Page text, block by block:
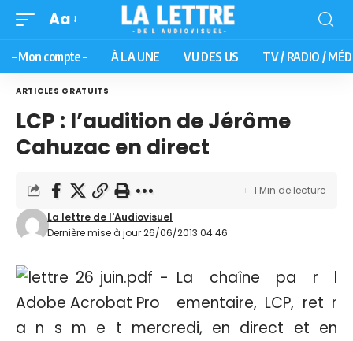
Aa
– Mon compte – À LA UNE VU DES US TV / RADIO /
ARTICLES GRATUITS
LCP : l’audition de Jérôme
Cahuzac en direct
Dernière mise à jour 26/06/2013 04:46
La lettre de l'Audiovisuel
1 Min de lecture
La chaîne pa r l
ementaire, LCP, ret r
a n s m e t mercredi, en direct et en